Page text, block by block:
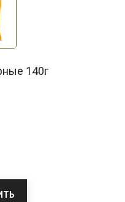
140г